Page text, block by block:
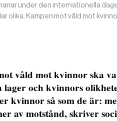
under den internationella
olika. Kampen mot våld mot
våld mot kvinnor ska
lager och kvinnors
kvinnor så som de är:
av motstånd, skriver